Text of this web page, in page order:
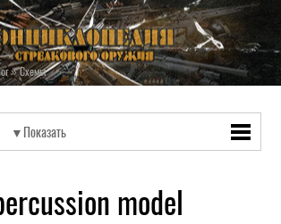
»Схемы
model